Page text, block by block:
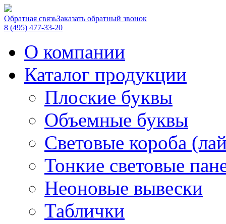
Обратная связьЗаказать обратный звонок
8 (495) 477-33-20
О компании
Каталог продукции
Плоские буквы
Объемные буквы
Световые короба
Тонкие световые
Неоновые вывески
Таблички